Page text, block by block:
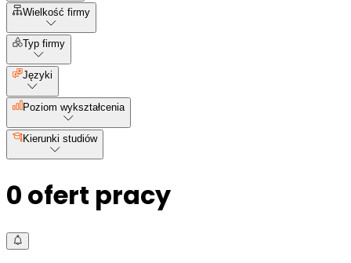
Wielkość firmy
Typ firmy
Języki
Poziom wykształcenia
Kierunki studiów
0 ofert pracy